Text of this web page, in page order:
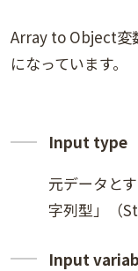
Array to Object変
になっています。
Input type
元データと
字列型」（
Input